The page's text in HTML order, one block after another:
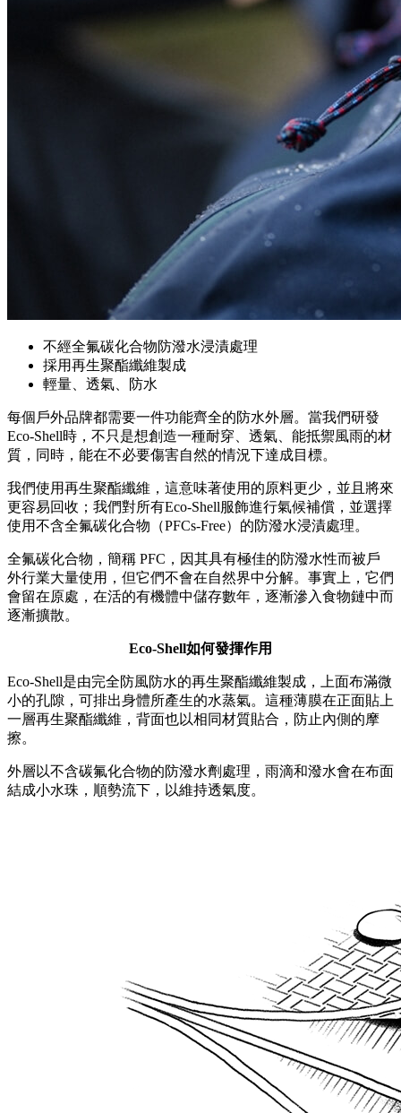
不經全氟碳化合物防潑水浸漬處理
採用再生聚酯纖維製成
輕量、透氣、防水
每個戶外品牌都需要一件功能齊全的防水外層。當我們研發
Eco-Shell時，不只是想創造一種耐穿、透氣、能抵禦風雨的材
質，同時，能在不必要傷害自然的情況下達成目標。
我們使用再生聚酯纖維，這意味著使用的原料更少，並且將來
更容易回收；我們對所有Eco-Shell服飾進行氣候補償，並選擇
使用不含全氟碳化合物（PFCs-Free）的防潑水浸漬處理。
全氟碳化合物，簡稱 PFC，因其具有極佳的防潑水性而被戶
外行業大量使用，但它們不會在自然界中分解。事實上，它們
會留在原處，在活的有機體中儲存數年，逐漸滲入食物鏈中而
逐漸擴散。
Eco-Shell如何發揮作用
Eco-Shell是由完全防風防水的再生聚酯纖維製成，上面布滿微
小的孔隙，可排出身體所產生的水蒸氣。這種薄膜在正面貼上
一層再生聚酯纖維，背面也以相同材質貼合，防止內側的摩
擦。
外層以不含碳氟化合物的防潑水劑處理，雨滴和潑水會在布面
結成小水珠，順勢流下，以維持透氣度。